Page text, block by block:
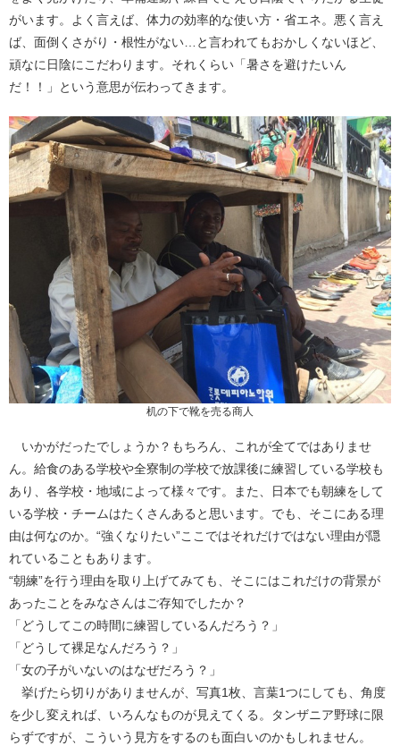
がいます。よく言えば、体力の効率的な使い方・省エネ。悪く言え
ば、面倒くさがり・根性がない…と言われてもおかしくないほど、
頑なに日陰にこだわります。それくらい「暑さを避けたいん
だ！！」という意思が伝わってきます。
机の下で靴を売る商人
いかがだったでしょうか？もちろん、これが全てではありませ
ん。給食のある学校や全寮制の学校で放課後に練習している学校も
あり、各学校・地域によって様々です。また、日本でも朝練をして
いる学校・チームはたくさんあると思います。でも、そこにある理
由は何なのか。“強くなりたい”ここではそれだけではない理由が隠
れていることもあります。
“朝練”を行う理由を取り上げてみても、そこにはこれだけの背景が
あったことをみなさんはご存知でしたか？
「どうしてこの時間に練習しているんだろう？」
「どうして裸足なんだろう？」
「女の子がいないのはなぜだろう？」
挙げたら切りがありませんが、写真1枚、言葉1つにしても、角度
を少し変えれば、いろんなものが見えてくる。タンザニア野球に限
らずですが、こういう見方をするのも面白いのかもしれません。